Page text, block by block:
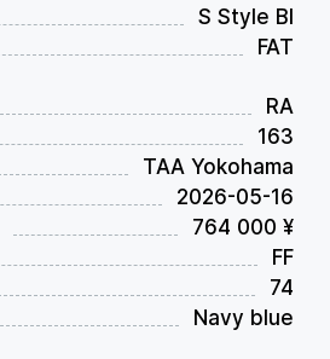
S Style Bl
FAT
RA
163
TAA Yokohama
2026-05-16
764 000 ¥
FF
74
Navy blue